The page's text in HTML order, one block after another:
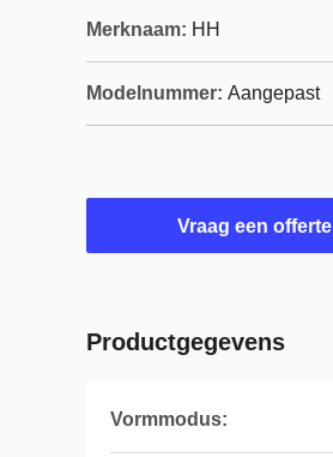
Merknaam: HH
Modelnummer: Aangepast
Vraag een offerte
Productgegevens
Vormmodus: